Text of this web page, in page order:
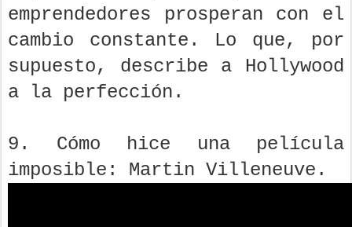
emprendedores prosperan con el
cambio constante. Lo que, por
supuesto, describe a Hollywood
a la perfección.
9. Cómo hice una película
imposible: Martin Villeneuve.